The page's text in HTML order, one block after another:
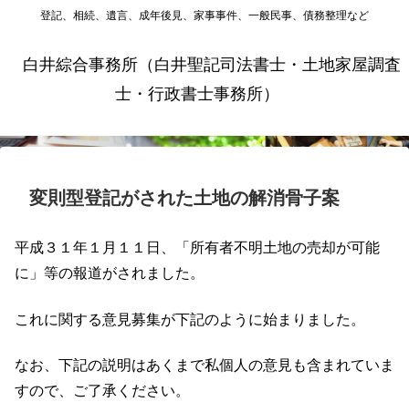
登記、相続、遺言、成年後見、家事事件、一般民事、債務整理など
白井綜合事務所（白井聖記司法書士・土地家屋調査
士・行政書士事務所）
変則型登記がされた土地の解消骨子案
平成３１年１月１１日、「所有者不明土地の売却が可能
に」等の報道がされました。
これに関する意見募集が下記のように始まりました。
なお、下記の説明はあくまで私個人の意見も含まれていま
すので、ご了承ください。